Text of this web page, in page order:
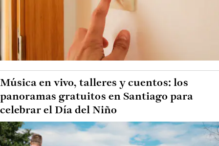
Música en vivo, talleres y cuentos: los
panoramas gratuitos en Santiago para
celebrar el Día del Niño